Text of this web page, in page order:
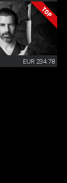
EUR 234.78